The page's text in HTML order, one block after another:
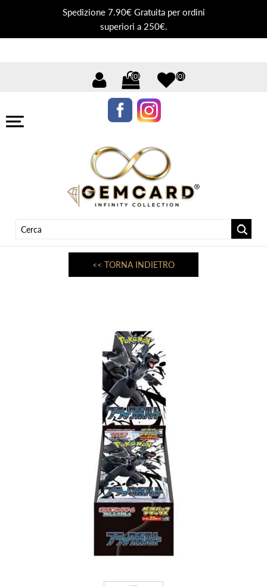
Spedizione 7.90€ Gratuita per ordini
superiori a 250€.
(0) (0)
<< TORNA INDIETRO